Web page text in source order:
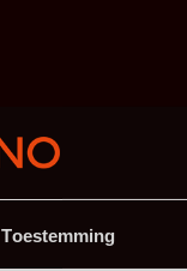
Toestemming